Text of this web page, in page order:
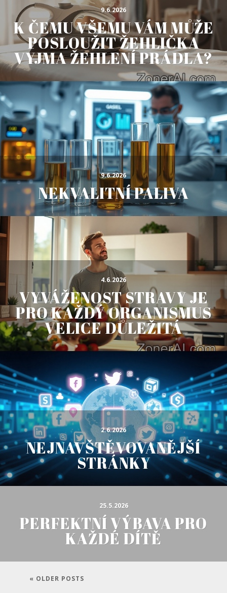
9.6.2026
K ČEMU VŠEMU VÁM MŮŽE
POSLOUŽIT ŽEHLIČKA
VYJMA ŽEHLENÍ PRÁDLA?
9.6.2026
NEKVALITNÍ PALIVA
4.6.2026
VYVÁŽENOST STRAVY JE
PRO KAŽDÝ ORGANISMUS
VELICE DŮLEŽITÁ
2.6.2026
NEJNAVŠTĚVOVANĚJŠÍ
STRÁNKY
25.5.2026
PERFEKTNÍ VÝBAVA PRO
KAŽDÉ DÍTĚ
« OLDER POSTS